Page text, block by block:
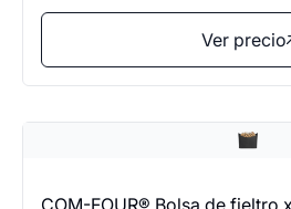
Ver precio
COM-FOUR® Bolsa de fieltro